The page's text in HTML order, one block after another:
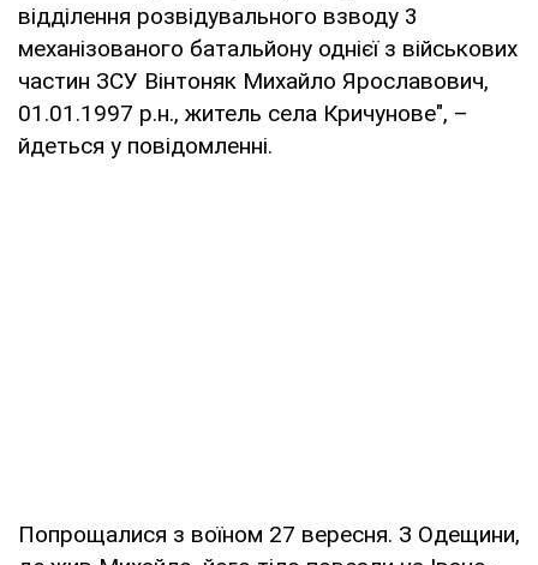
відділення розвідувального взводу 3
механізованого батальйону однієї з військових
частин ЗСУ Вінтоняк Михайло Ярославович,
01.01.1997 р.н., житель села Кричунове", –
йдеться у повідомленні.
Попрощалися з воїном 27 вересня. З Одещини,